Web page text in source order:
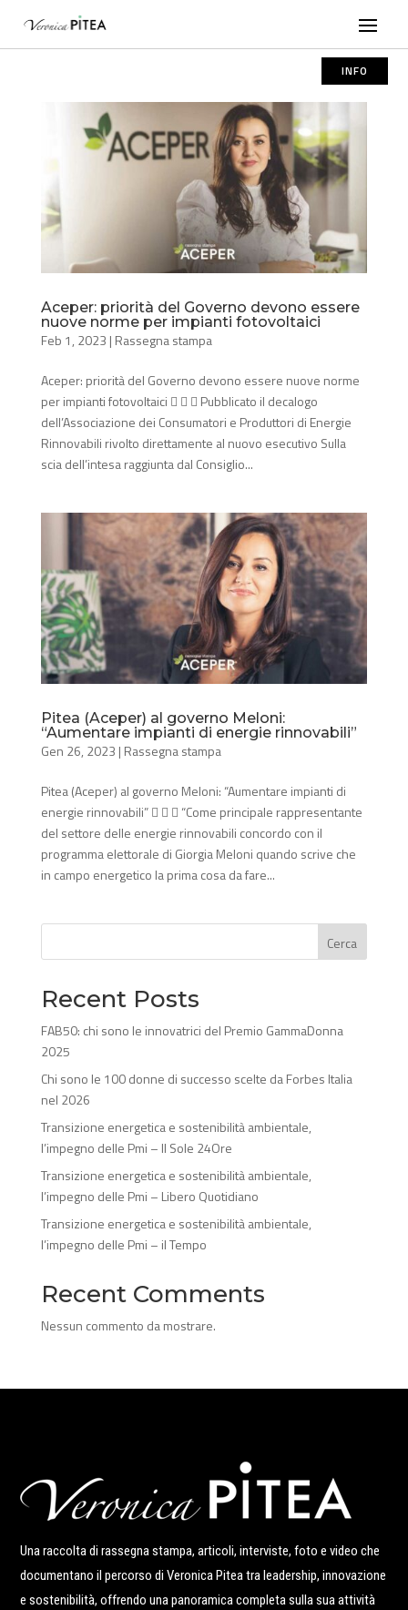
INFO
Aceper: priorità del Governo devono essere
nuove norme per impianti fotovoltaici
Feb 1, 2023 | Rassegna stampa
Aceper: priorità del Governo devono essere nuove norme
per impianti fotovoltaici    Pubblicato il decalogo
dell’Associazione dei Consumatori e Produttori di Energie
Rinnovabili rivolto direttamente al nuovo esecutivo Sulla
scia dell’intesa raggiunta dal Consiglio...
Pitea (Aceper) al governo Meloni:
“Aumentare impianti di energie rinnovabili”
Gen 26, 2023 | Rassegna stampa
Pitea (Aceper) al governo Meloni: “Aumentare impianti di
energie rinnovabili”    “Come principale rappresentante
del settore delle energie rinnovabili concordo con il
programma elettorale di Giorgia Meloni quando scrive che
in campo energetico la prima cosa da fare...
Cerca
Recent Posts
FAB50: chi sono le innovatrici del Premio GammaDonna
2025
Chi sono le 100 donne di successo scelte da Forbes Italia
nel 2026
Transizione energetica e sostenibilità ambientale,
l’impegno delle Pmi – Il Sole 24Ore
Transizione energetica e sostenibilità ambientale,
l’impegno delle Pmi – Libero Quotidiano
Transizione energetica e sostenibilità ambientale,
l’impegno delle Pmi – il Tempo
Recent Comments
Nessun commento da mostrare.
Una raccolta di rassegna stampa, articoli, interviste, foto e video che
documentano il percorso di Veronica Pitea tra leadership, innovazione
e sostenibilità, offrendo una panoramica completa sulla sua attività